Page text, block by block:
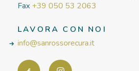
Fax +39 050 53 2063
LAVORA CON NOI
info@sanrossorecura.it